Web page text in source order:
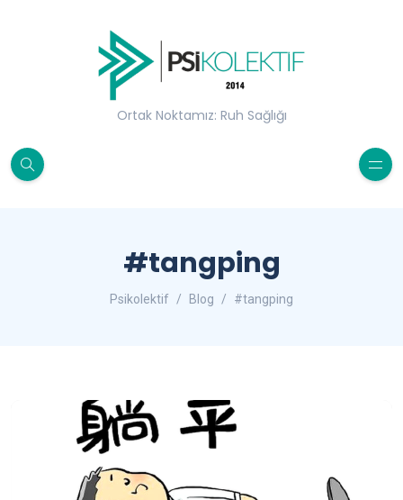
Ortak Noktamız: Ruh Sağlığı
#tangping
Psikolektif Blog #tangping